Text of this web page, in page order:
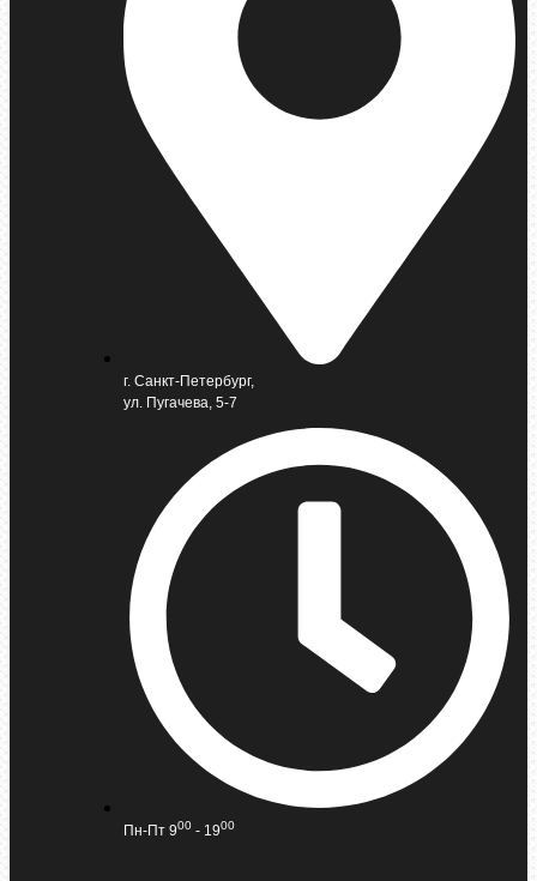
г. Санкт-Петербург,
ул. Пугачева, 5-7
Пн-Пт 900 - 1900